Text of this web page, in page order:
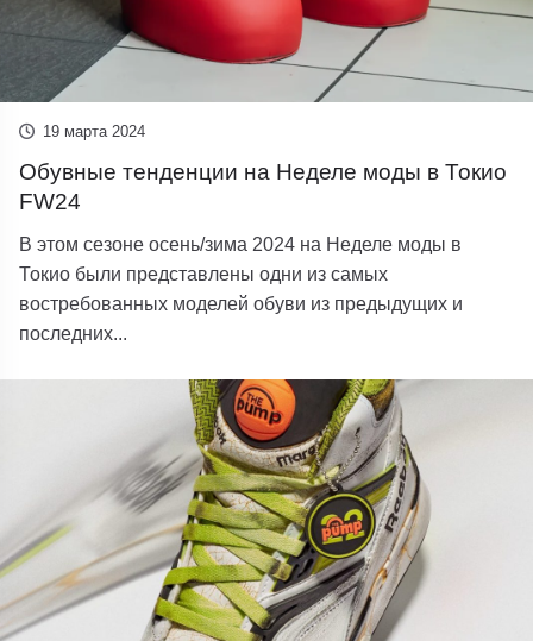
19 марта 2024
Обувные тенденции на Неделе моды в Токио
FW24
В этом сезоне осень/зима 2024 на Неделе моды в
Токио были представлены одни из самых
востребованных моделей обуви из предыдущих и
последних...